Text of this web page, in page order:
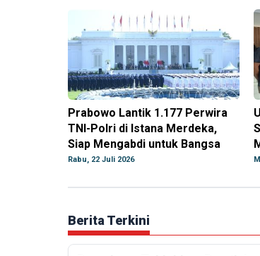
Prabowo Lantik 1.177 Perwira
TNI-Polri di Istana Merdeka,
Siap Mengabdi untuk Bangsa
Rabu, 22 Juli 2026
Berita Terkini